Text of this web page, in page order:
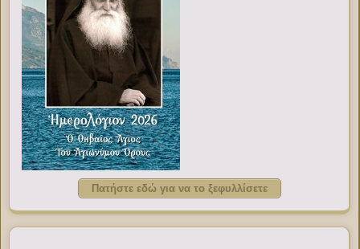
Πατήστε εδώ για να το ξεφυλλίσετε